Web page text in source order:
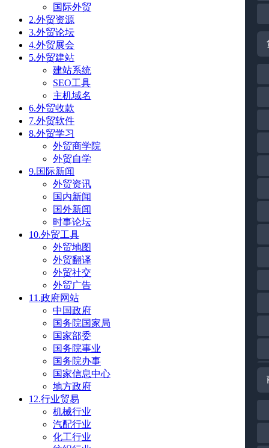
国际外贸
2.外贸资源
3.外贸论坛
4.外贸展会
5.外贸建站
建站系统
SEO工具
主机域名
6.外贸收款
7.外贸软件
8.外贸学习
外贸商学院
外贸自学
9.国际新闻
外贸资讯
国内新闻
国外新闻
时事论坛
10.外贸工具
外贸地图
外贸翻译
外贸社交
外贸广告
11.政府网站
中国政府
国务院国家局
国家部委
国务院事业
国务院办事
国家信息中心
地方政府
12.行业贸易
机械行业
汽配行业
化工行业